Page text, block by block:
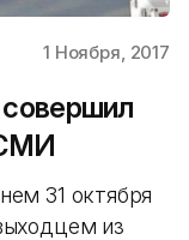
1 Ноября, 2017
31 октября
из